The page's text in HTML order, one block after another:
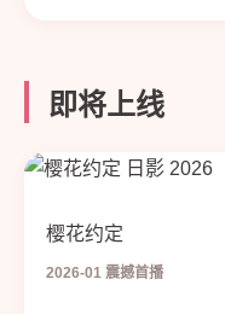
即将上线
樱花约定
2026-01 震撼首播